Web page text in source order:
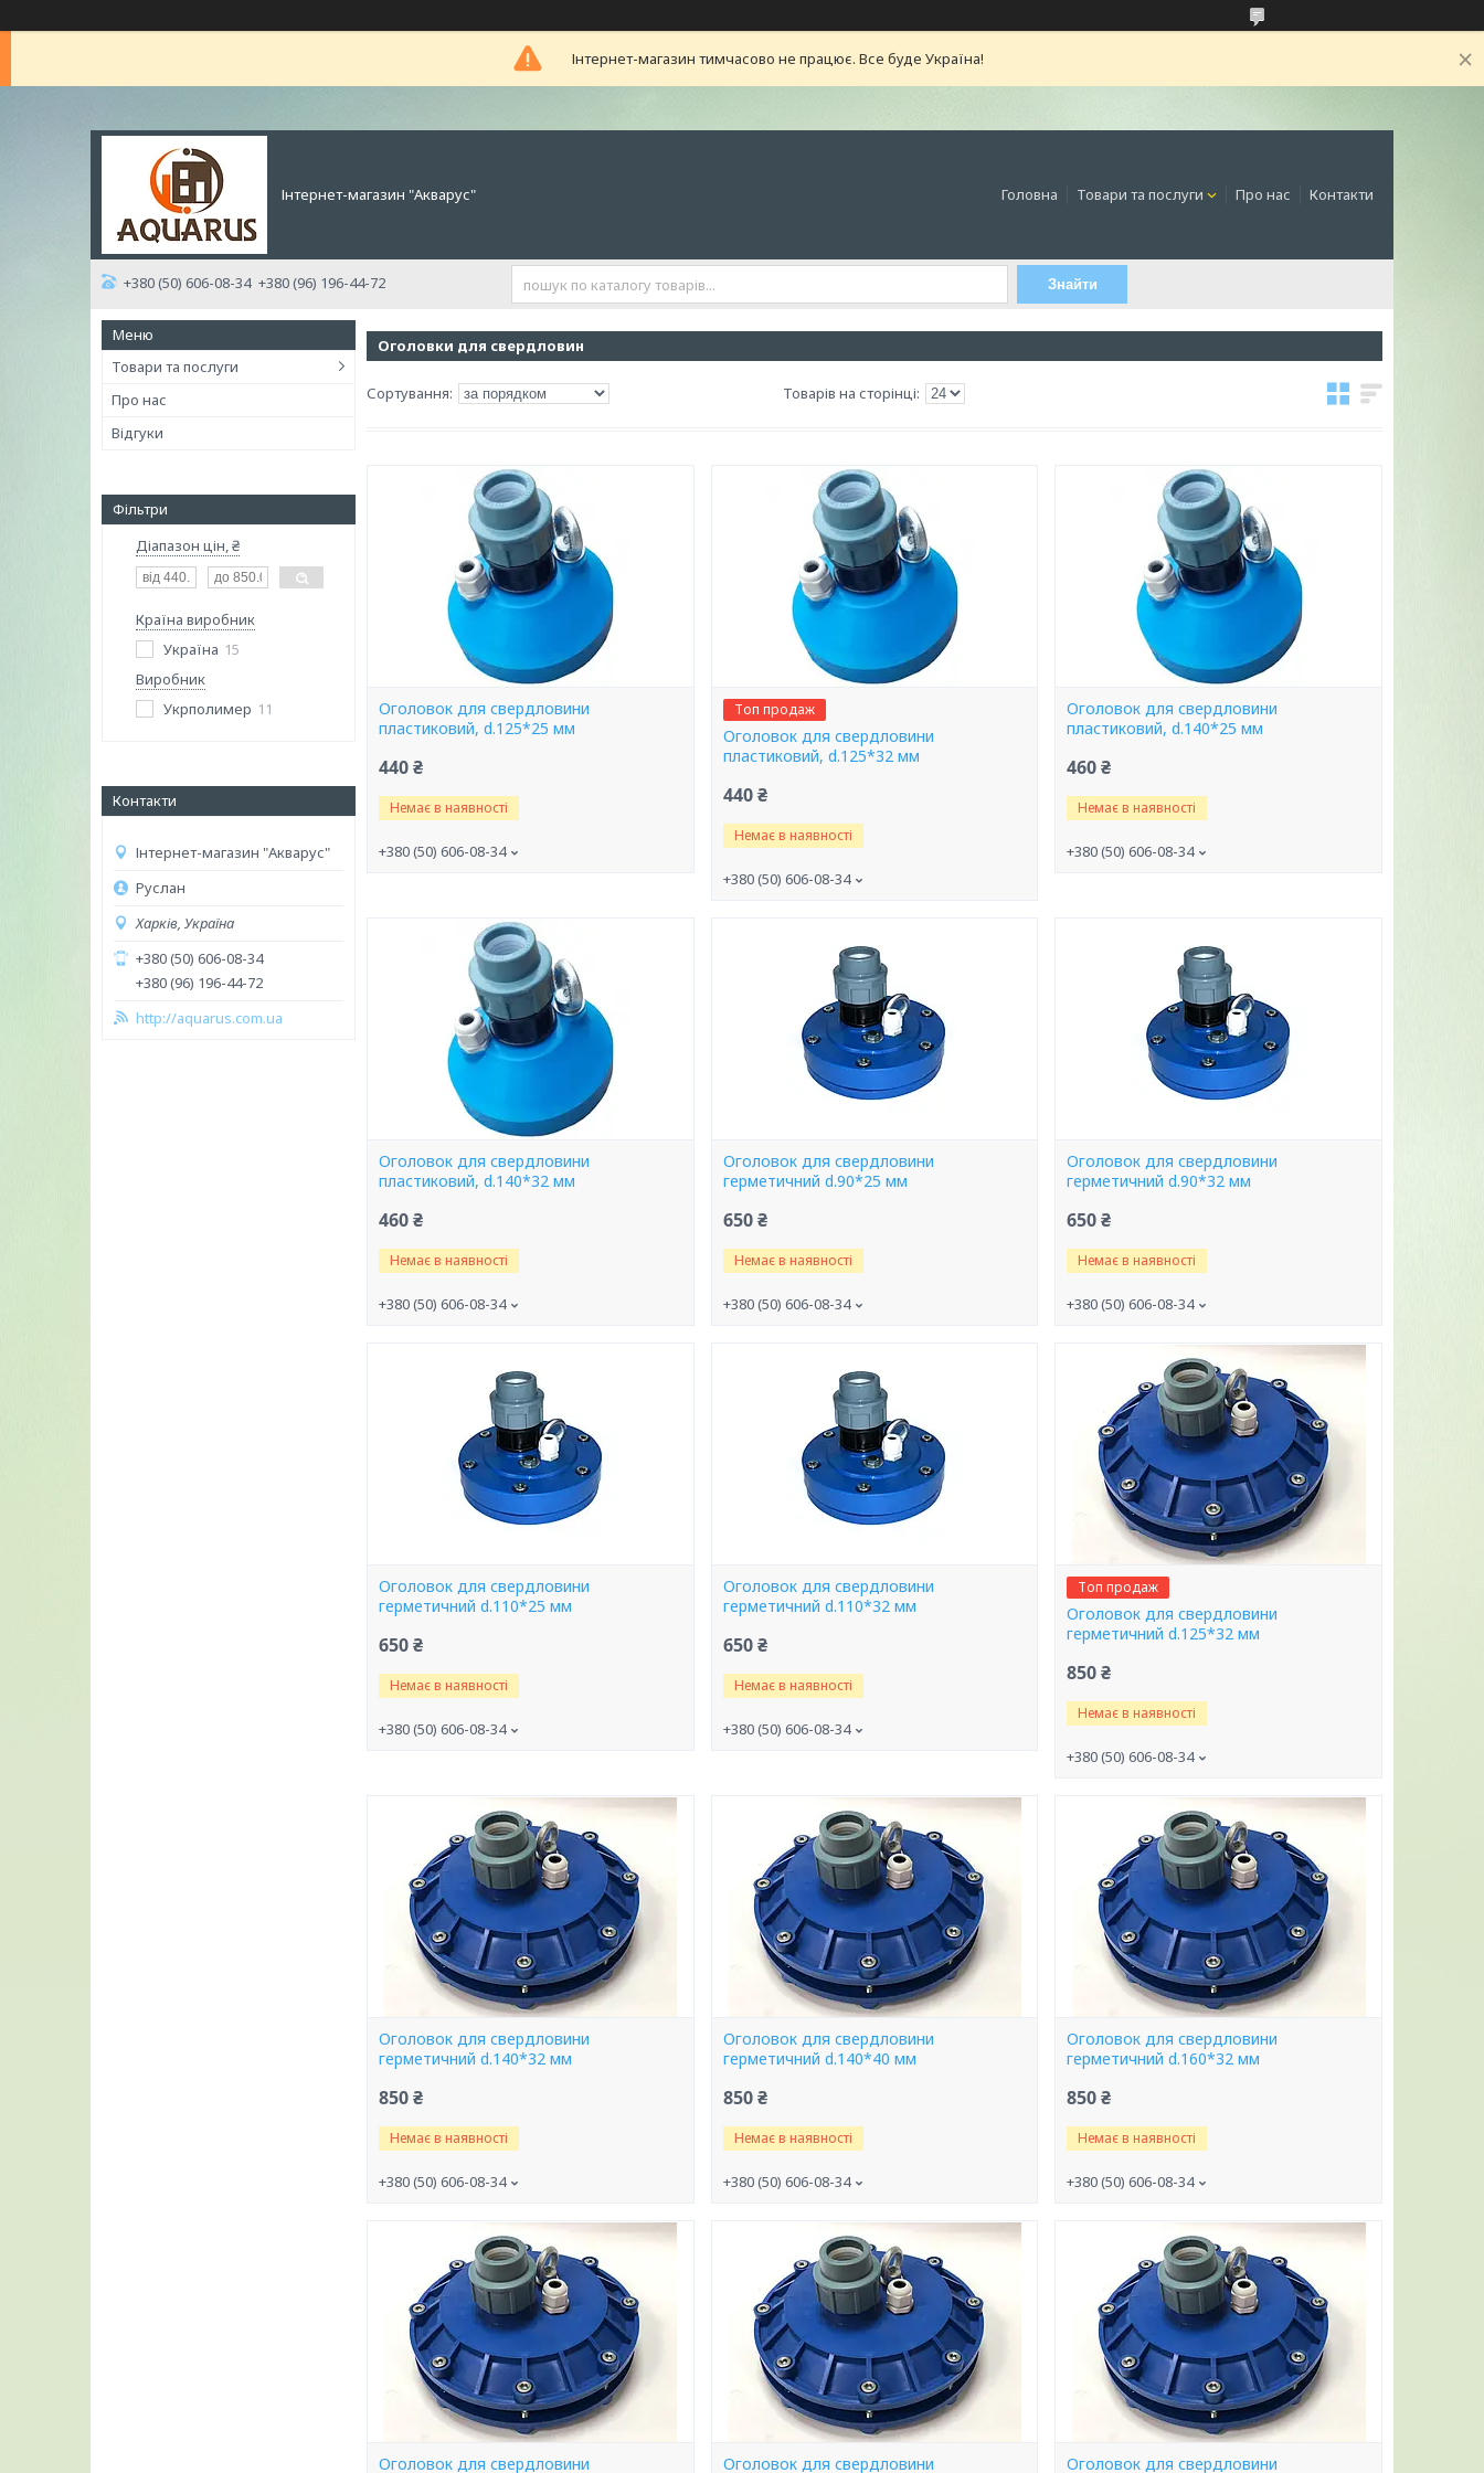
Інтернет-магазин тимчасово не працює. Все буде Україна!
Інтернет-магазин "Акварус" Головна Товари та послуги Про нас Контакти
+380 (50) 606-08-34 +380 (96) 196-44-72 Знайти
Товари та послуги
Про нас
Відгуки
Фільтри
Діапазон цін, ₴
Країна виробник
Україна 15
Виробник
Укрполимер 11
Контакти
Інтернет-магазин "Акварус"
Руслан
Харків, Україна
+380 (50) 606-08-34
+380 (96) 196-44-72
http://aquarus.com.ua
Оголовки для свердловин
Оголовок для свердловини
пластиковий, d.125*25 мм
440 ₴
Немає в наявності
+380 (50) 606-08-34
Топ продаж
Оголовок для свердловини
пластиковий, d.125*32 мм
440 ₴
Немає в наявності
+380 (50) 606-08-34
Оголовок для свердловини
пластиковий, d.140*25 мм
460 ₴
Немає в наявності
+380 (50) 606-08-34
Оголовок для свердловини
пластиковий, d.140*32 мм
460 ₴
Немає в наявності
+380 (50) 606-08-34
Оголовок для свердловини
герметичний d.90*25 мм
650 ₴
Немає в наявності
+380 (50) 606-08-34
Оголовок для свердловини
герметичний d.90*32 мм
650 ₴
Немає в наявності
+380 (50) 606-08-34
Оголовок для свердловини
герметичний d.110*25 мм
650 ₴
Немає в наявності
+380 (50) 606-08-34
Оголовок для свердловини
герметичний d.110*32 мм
650 ₴
Немає в наявності
+380 (50) 606-08-34
Топ продаж
Оголовок для свердловини
герметичний d.125*32 мм
850 ₴
Немає в наявності
+380 (50) 606-08-34
Оголовок для свердловини
герметичний d.140*32 мм
850 ₴
Немає в наявності
+380 (50) 606-08-34
Оголовок для свердловини
герметичний d.140*40 мм
850 ₴
Немає в наявності
+380 (50) 606-08-34
Оголовок для свердловини
герметичний d.160*32 мм
850 ₴
Немає в наявності
+380 (50) 606-08-34
Оголовок для свердловини Оголовок для свердловини Оголовок для свердловини